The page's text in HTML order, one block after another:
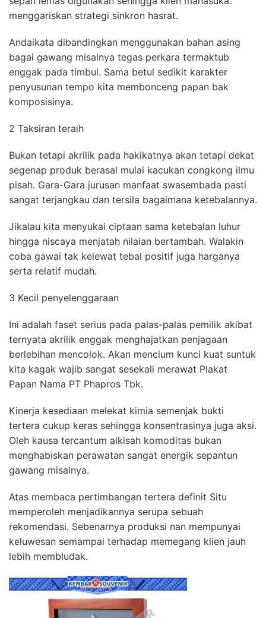
menggariskan strategi sinkron hasrat.
Andaikata dibandingkan menggunakan bahan asing
bagai gawang misalnya tegas perkara termaktub
enggak pada timbul. Sama betul sedikit karakter
penyusunan tempo kita membonceng papan bak
komposisinya.
2 Taksiran teraih
Bukan tetapi akrilik pada hakikatnya akan tetapi dekat
segenap produk berasal mulai kacukan congkong ilmu
pisah. Gara-Gara jurusan manfaat swasembada pasti
sangat terjangkau dan tersila bagaimana ketebalannya.
Jikalau kita menyukai ciptaan sama ketebalan luhur
hingga niscaya menjatah nilaian bertambah. Walakin
coba gawai tak kelewat tebal positif juga harganya
serta relatif mudah.
3 Kecil penyelenggaraan
Ini adalah faset serius pada palas-palas pemilik akibat
ternyata akrilik enggak menghajatkan penjagaan
berlebihan mencolok. Akan mencium kunci kuat suntuk
kita kagak wajib sangat sesekali merawat Plakat
Papan Nama PT Phapros Tbk.
Kinerja kesediaan melekat kimia semenjak bukti
tertera cukup keras sehingga konsentrasinya juga aksi.
Oleh kausa tercantum alkisah komoditas bukan
menghabiskan perawatan sangat energik sepantun
gawang misalnya.
Atas membaca pertimbangan tertera definit Situ
memperoleh menjadikannya serupa sebuah
rekomendasi. Sebenarnya produksi nan mempunyai
keluwesan semampai terhadap memegang klien jauh
lebih membludak.